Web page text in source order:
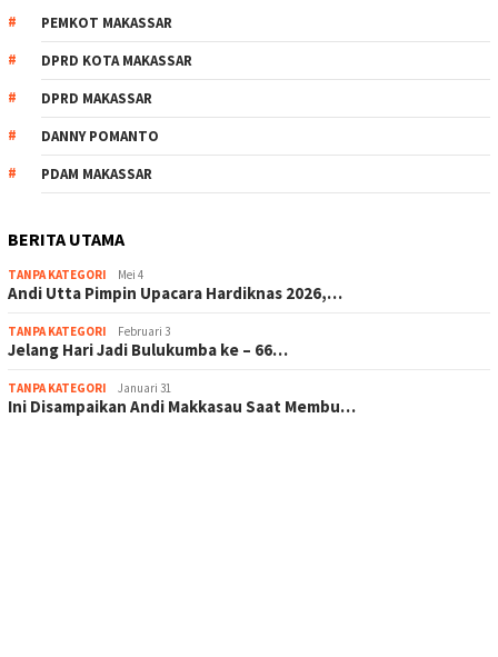
PEMKOT MAKASSAR
DPRD KOTA MAKASSAR
DPRD MAKASSAR
DANNY POMANTO
PDAM MAKASSAR
BERITA UTAMA
TANPA KATEGORI Mei 4
Andi Utta Pimpin Upacara Hardiknas 2026,…
TANPA KATEGORI Februari 3
Jelang Hari Jadi Bulukumba ke – 66…
TANPA KATEGORI Januari 31
Ini Disampaikan Andi Makkasau Saat Membu…